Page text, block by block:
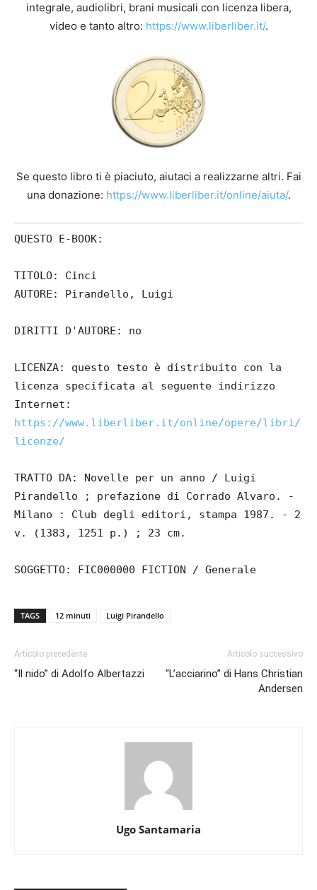
integrale, audiolibri, brani musicali con licenza libera,
video e tanto altro: https://www.liberliber.it/.
Se questo libro ti è piaciuto, aiutaci a realizzarne altri. Fai
una donazione: https://www.liberliber.it/online/aiuta/.
QUESTO E-BOOK:
TITOLO: Cinci
AUTORE: Pirandello, Luigi
DIRITTI D'AUTORE: no
LICENZA: questo testo è distribuito con la
licenza specificata al seguente indirizzo
Internet:
https://www.liberliber.it/online/opere/libri/
licenze/
TRATTO DA: Novelle per un anno / Luigi
Pirandello ; prefazione di Corrado Alvaro. -
Milano : Club degli editori, stampa 1987. - 2
v. (1383, 1251 p.) ; 23 cm.
SOGGETTO: FIC000000 FICTION / Generale
TAGS 12 minuti Luigi Pirandello
Articolo precedente
“Il nido” di Adolfo Albertazzi
Articolo successivo
“L’acciarino” di Hans Christian
Andersen
Ugo Santamaria